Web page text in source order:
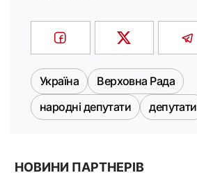
Україна
Верховна Рада
народні депутати
депутати